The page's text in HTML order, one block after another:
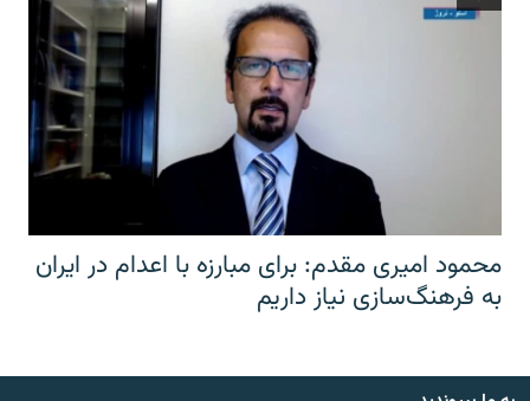
محمود امیری مقدم: برای مبارزه با اعدام در ایران
به فرهنگ‌سازی نیاز داریم